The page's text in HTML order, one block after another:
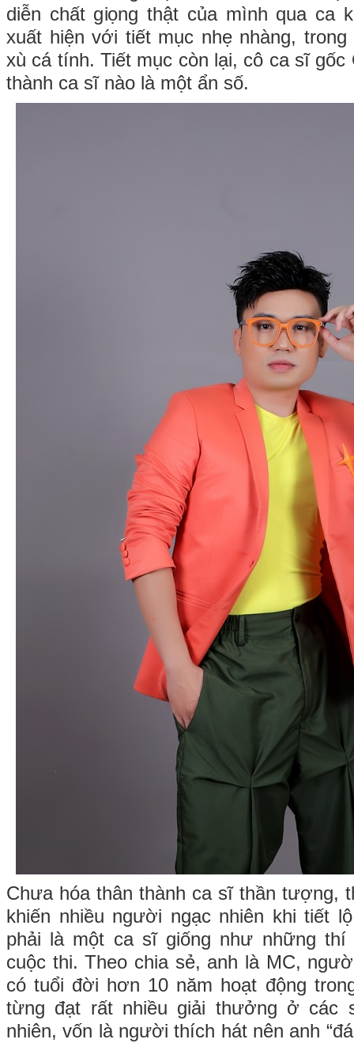
diễn chất giọng thật của mình qua ca
xuất hiện với tiết mục nhẹ nhàng,
xù cá tính. Tiết mục còn lại, cô ca sĩ gốc
thành ca sĩ nào là một ẩn số.
Chưa hóa thân thành ca sĩ thần tượng,
khiến nhiều người ngạc nhiên khi tiết
phải là một ca sĩ giống như những thí
cuộc thi. Theo chia sẻ, anh là MC,
có tuổi đời hơn 10 năm hoạt động
từng đạt rất nhiều giải thưởng ở các
nhiên, vốn là người thích hát nên anh